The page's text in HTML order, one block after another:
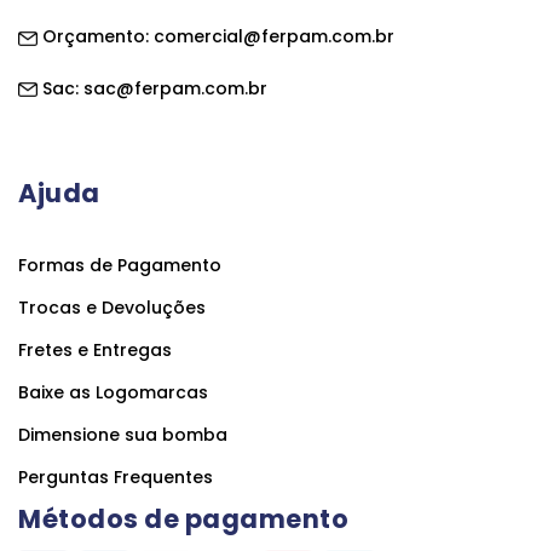
Orçamento: comercial@ferpam.com.br
Sac: sac@ferpam.com.br
Ajuda
Formas de Pagamento
Trocas e Devoluções
Fretes e Entregas
Baixe as Logomarcas
Dimensione sua bomba
Perguntas Frequentes
Métodos de pagamento